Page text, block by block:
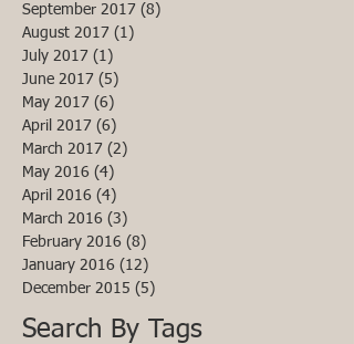
Search By Tags
September 2017 (8)
August 2017 (1)
July 2017 (1)
June 2017 (5)
May 2017 (6)
April 2017 (6)
March 2017 (2)
May 2016 (4)
April 2016 (4)
March 2016 (3)
February 2016 (8)
January 2016 (12)
December 2015 (5)